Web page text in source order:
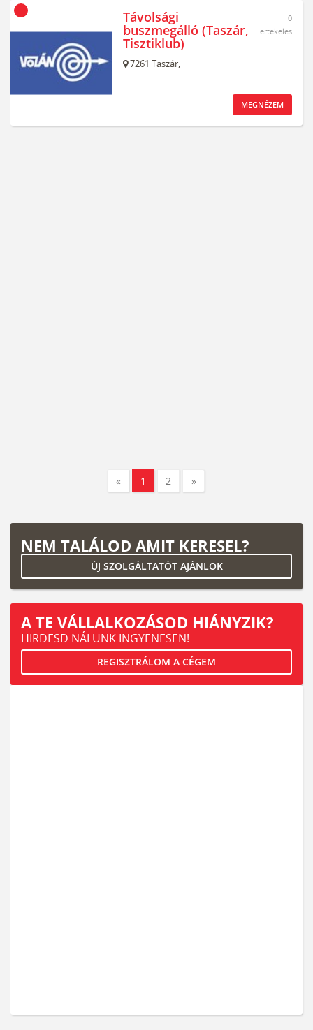
Távolsági
buszmegálló (Taszár,
Tisztiklub)
7261 Taszár,
0
értékelés
MEGNÉZEM
« 1 2 »
NEM TALÁLOD AMIT KERESEL?
ÚJ SZOLGÁLTATÓT AJÁNLOK
A TE VÁLLALKOZÁSOD HIÁNYZIK?
HIRDESD NÁLUNK INGYENESEN!
REGISZTRÁLOM A CÉGEM